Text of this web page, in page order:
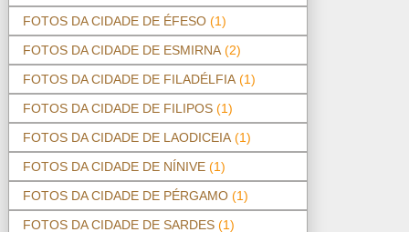
FOTOS DA CIDADE DE ÉFESO (1)
FOTOS DA CIDADE DE ESMIRNA (2)
FOTOS DA CIDADE DE FILADÉLFIA (1)
FOTOS DA CIDADE DE FILIPOS (1)
FOTOS DA CIDADE DE LAODICEIA (1)
FOTOS DA CIDADE DE NÍNIVE (1)
FOTOS DA CIDADE DE PÉRGAMO (1)
FOTOS DA CIDADE DE SARDES (1)